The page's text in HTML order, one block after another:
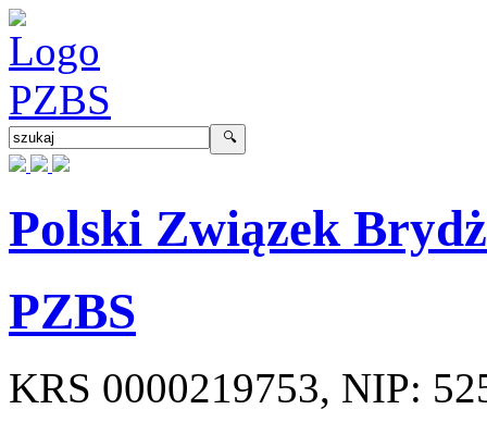
Polski Związek
PZBS
KRS 0000219753, NIP: